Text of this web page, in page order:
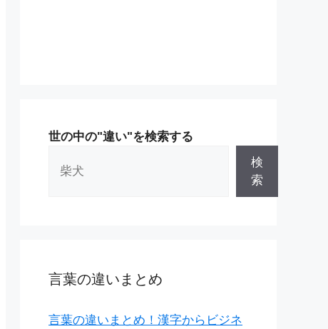
世の中の"違い"を検索する
検
索
言葉の違いまとめ
言葉の違いまとめ！漢字からビジネ